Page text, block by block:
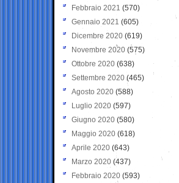
Febbraio 2021 (570)
Gennaio 2021 (605)
Dicembre 2020 (619)
Novembre 2020 (575)
Ottobre 2020 (638)
Settembre 2020(465)
Agosto 2020 (588)
Luglio 2020 (597)
Giugno 2020 (580)
Maggio 2020 (618)
Aprile 2020 (643)
Marzo 2020 (437)
Febbraio 2020 (593)